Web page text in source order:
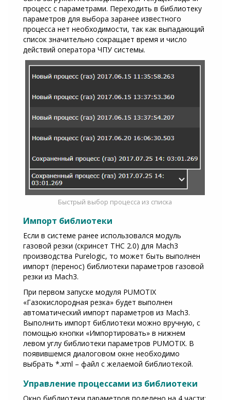
процесс с параметрами. Переходить в библиотеку
параметров для выбора заранее известного
процесса нет необходимости, так как выпадающий
список значительно сокращает время и число
действий оператора ЧПУ системы.
Быстрый выбор процесса из списка
Импорт библиотеки
Если в системе ранее использовался модуль
газовой резки (скринсет THC 2.0) для Mach3
производства Purelogic, то может быть выполнен
импорт (перенос) библиотеки параметров газовой
резки из Mach3.
При первом запуске модуля PUMOTIX
«Газокислородная резка» будет выполнен
автоматический импорт параметров из Mach3.
Выполнить импорт библиотеки можно вручную, с
помощью кнопки «Импортировать» в нижнем
левом углу библиотеки параметров PUMOTIX. В
появившемся диалоговом окне необходимо
выбрать *.xml – файл с желаемой библиотекой.
Управление процессами из библиотеки